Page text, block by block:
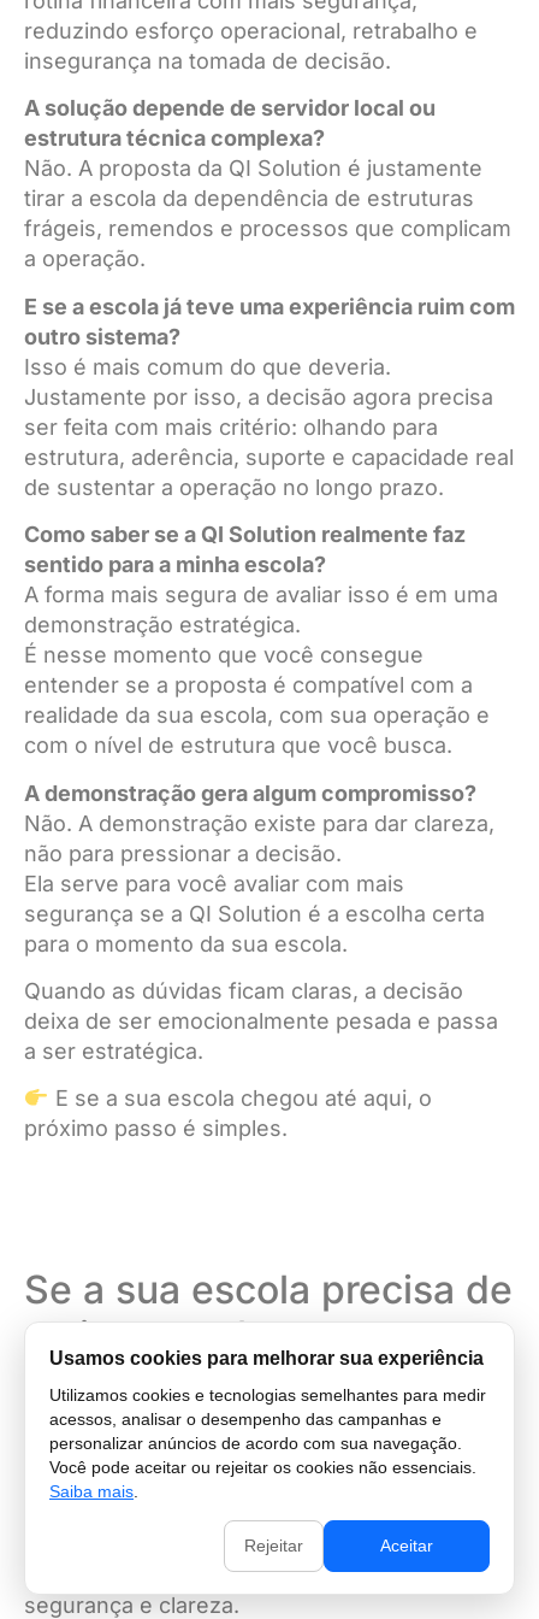
reduzindo esforço operacional, retrabalho e
insegurança na tomada de decisão.
A solução depende de servidor local ou
estrutura técnica complexa?
Não. A proposta da QI Solution é justamente
tirar a escola da dependência de estruturas
frágeis, remendos e processos que complicam
a operação.
E se a escola já teve uma experiência ruim com
outro sistema?
Isso é mais comum do que deveria.
Justamente por isso, a decisão agora precisa
ser feita com mais critério: olhando para
estrutura, aderência, suporte e capacidade real
de sustentar a operação no longo prazo.
Como saber se a QI Solution realmente faz
sentido para a minha escola?
A forma mais segura de avaliar isso é em uma
demonstração estratégica.
É nesse momento que você consegue
entender se a proposta é compatível com a
realidade da sua escola, com sua operação e
com o nível de estrutura que você busca.
A demonstração gera algum compromisso?
Não. A demonstração existe para dar clareza,
não para pressionar a decisão.
Ela serve para você avaliar com mais
segurança se a QI Solution é a escolha certa
para o momento da sua escola.
Quando as dúvidas ficam claras, a decisão
deixa de ser emocionalmente pesada e passa
a ser estratégica.
E se a sua escola chegou até aqui, o
próximo passo é simples.
Se a sua escola precisa de
mais controle para
crescer, o próximo passo
é simples
A QI Solution foi criada para escolas
particulares que já superaram a fase do
improviso e agora precisam de uma estrutura
mais sólida para operar com previsibilidade,
segurança e clareza.
Usamos cookies para melhorar sua experiência
Utilizamos cookies e tecnologias semelhantes para medir
acessos, analisar o desempenho das campanhas e
personalizar anúncios de acordo com sua navegação.
Você pode aceitar ou rejeitar os cookies não essenciais.
Saiba mais
Rejeitar Aceitar